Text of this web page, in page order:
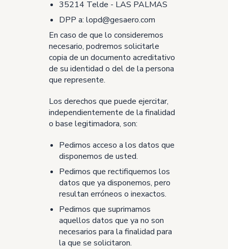
35214 Telde - LAS PALMAS
DPP a: lopd@gesaero.com
En caso de que lo consideremos
necesario, podremos solicitarle
copia de un documento acreditativo
de su identidad o del de la persona
que represente.
Los derechos que puede ejercitar,
independientemente de la finalidad
o base legitimadora, son:
Pedirnos acceso a los datos que
disponemos de usted.
Pedirnos que rectifiquemos los
datos que ya disponemos, pero
resultan erróneos o inexactos.
Pedirnos que suprimamos
aquellos datos que ya no son
necesarios para la finalidad para
la que se solicitaron.